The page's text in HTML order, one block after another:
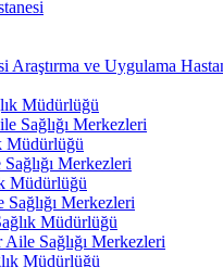
Araştırma ve Uygulama
Müdürlüğü
Sağlığı Merkezleri
Müdürlüğü
Merkezleri
Müdürlüğü
Merkezleri
Müdürlüğü
Aile Sağlığı Merkezleri
Müdürlüğü